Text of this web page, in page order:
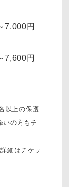
7,000円
7,600円
以上の保護
いの方もチ
細はチケッ